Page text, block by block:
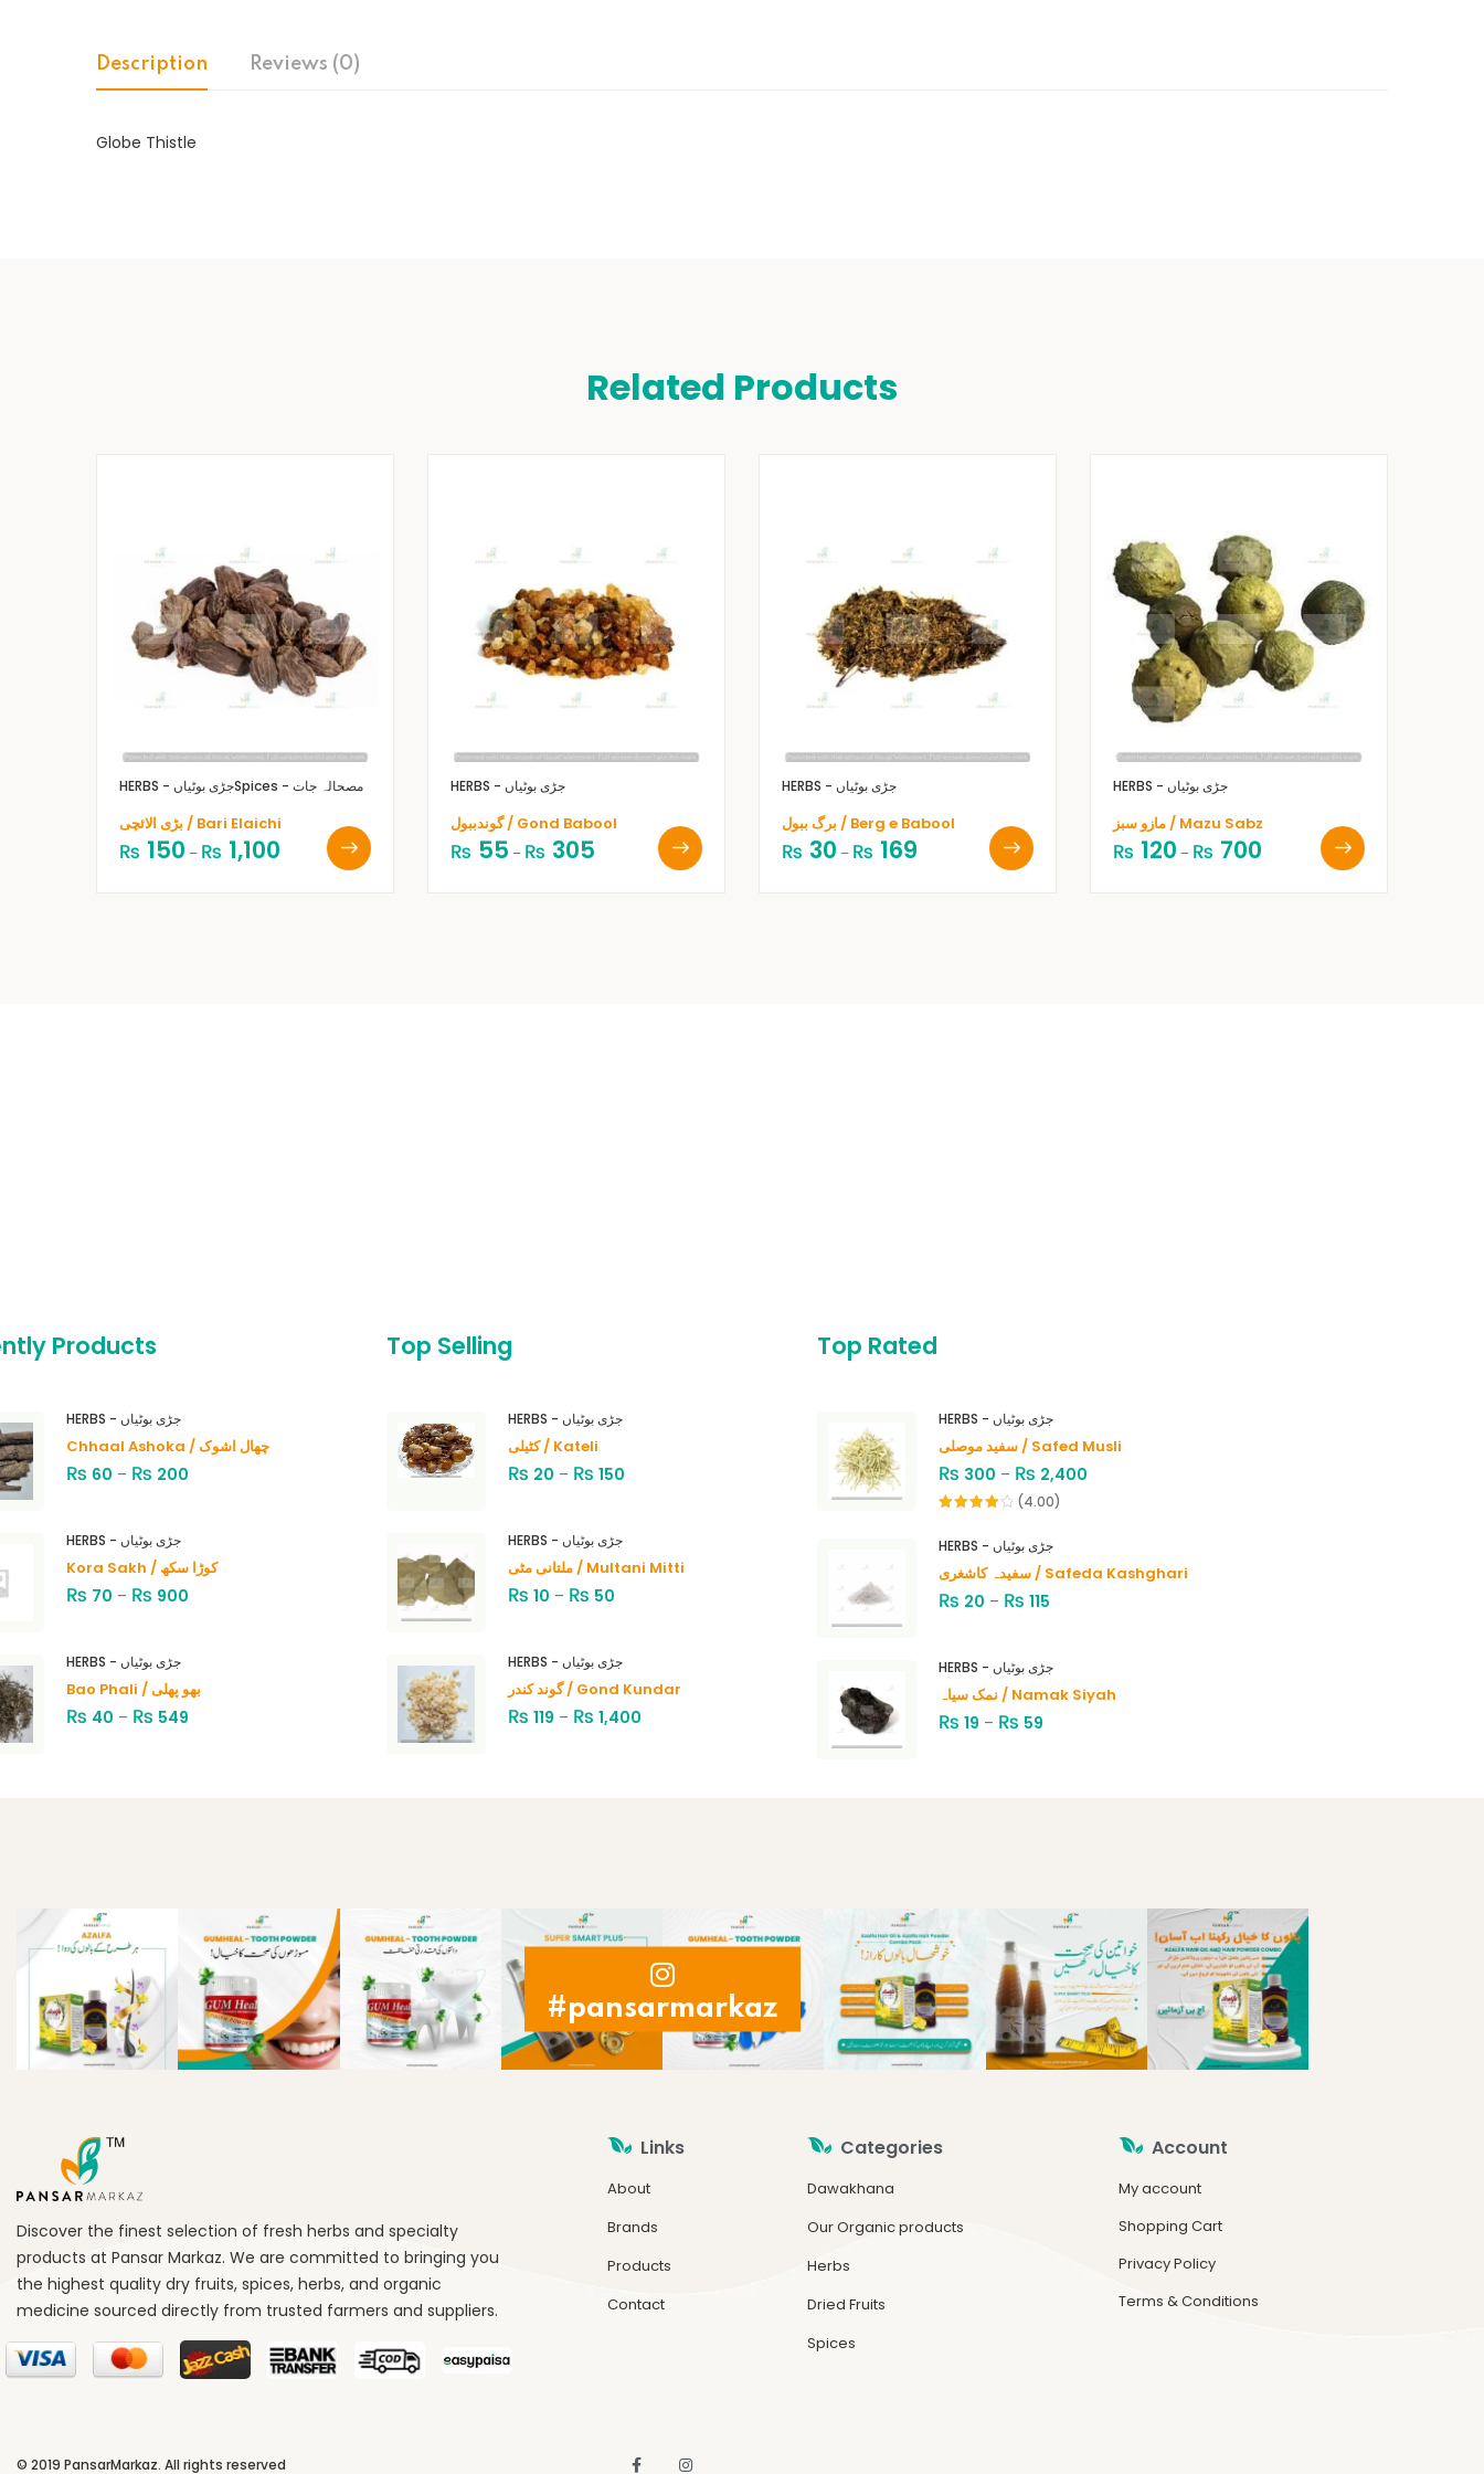
Description Reviews (0)
Globe Thistle
Related Products
HERBS - جڑی بوٹیاں Spices - مصحالہ جات
بڑی الائچی / Bari Elaichi
₨ 150 – ₨ 1,100
HERBS - جڑی بوٹیاں
گوندببول / Gond Babool
₨ 55 – ₨ 305
HERBS - جڑی بوٹیاں
برگ ببول / Berg e Babool
₨ 30 – ₨ 169
HERBS - جڑی بوٹیاں
مازو سبز / Mazu Sabz
₨ 120 – ₨ 700
Products
HERBS - جڑی بوٹیاں
Chhaal Ashoka / چھال اشوک
₨ 60 – ₨ 200
HERBS - جڑی بوٹیاں
Kora Sakh / کوڑا سکھ
₨ 70 – ₨ 900
HERBS - جڑی بوٹیاں
Bao Phali / بھو پھلی
₨ 40 – ₨ 549
Top Selling
HERBS - جڑی بوٹیاں
کٹیلی / Kateli
₨ 20 – ₨ 150
HERBS - جڑی بوٹیاں
ملتانی مٹی / Multani Mitti
₨ 10 – ₨ 50
HERBS - جڑی بوٹیاں
گوند کندر / Gond Kundar
₨ 119 – ₨ 1,400
Top Rated
HERBS - جڑی بوٹیاں
سفید موصلی / Safed Musli
₨ 300 – ₨ 2,400
of 5
(4.00)
HERBS - جڑی بوٹیاں
سفیدہ کاشغری / Safeda Kashghari
₨ 20 – ₨ 115
HERBS - جڑی بوٹیاں
نمک سیاہ / Namak Siyah
₨ 19 – ₨ 59
#pansarmarkaz
Discover the finest selection of fresh herbs and specialty
products at Pansar Markaz. We are committed to bringing you
the highest quality dry fruits, spices, herbs, and organic
medicine sourced directly from trusted farmers and suppliers.
Links
About
Brands
Products
Contact
Categories
Dawakhana
Our Organic products
Herbs
Dried Fruits
Spices
Account
My account
Shopping Cart
Privacy Policy
Terms & Conditions
© 2019 PansarMarkaz. All rights reserved